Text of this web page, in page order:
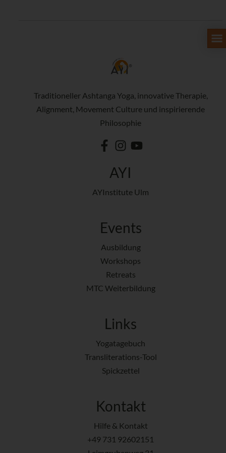
Traditioneller Ashtanga Yoga, innovative Therapie,
Alignment, Movement Culture und inspirierende
Philosophie
AYI
AYInstitute Ulm
Events
Ausbildung
Workshops
Retreats
MTC Weiterbildung
Links
Yogatagebuch
Transliterations-Tool
Spickzettel
Kontakt
Hilfe & Kontakt
+49 731 92602151